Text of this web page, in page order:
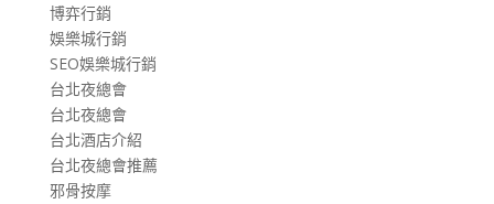
博弈行銷
娛樂城行銷
SEO娛樂城行銷
台北夜總會
台北夜總會
台北酒店介紹
台北夜總會推薦
邪骨按摩